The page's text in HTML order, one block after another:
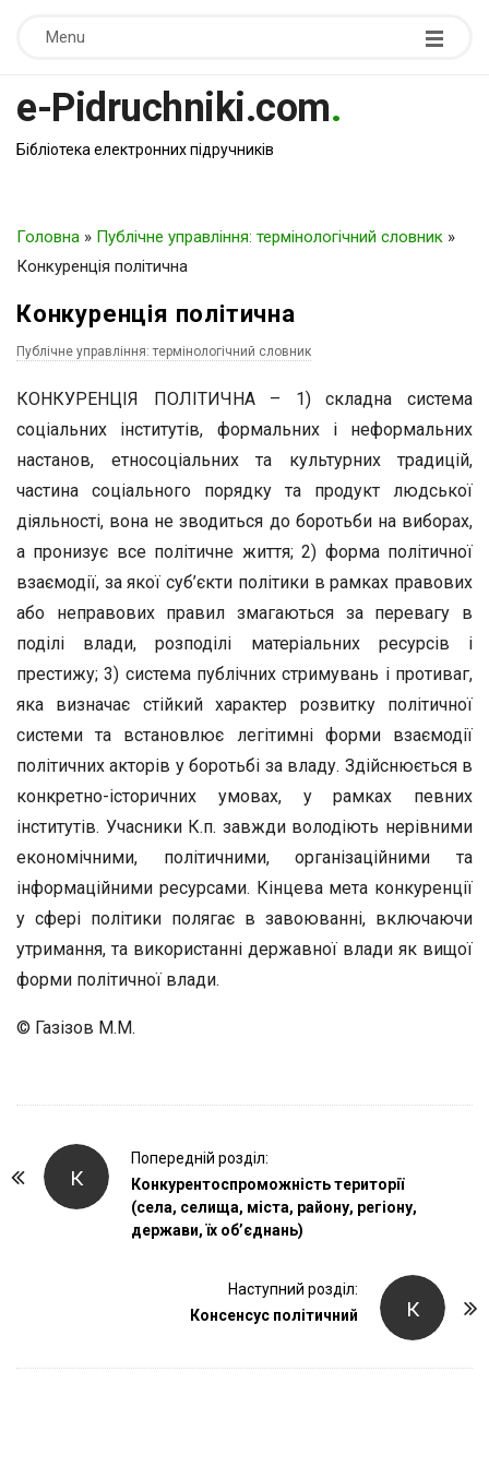
Menu
e-Pidruchniki.com.
Бібліотека електронних підручників
Головна » Публічне управління: термінологічний словник »
Конкуренція політична
Конкуренція політична
Публічне управління: термінологічний словник
КОНКУРЕНЦІЯ ПОЛІТИЧНА – 1) складна система
соціальних інститутів, формальних і неформальних
настанов, етносоціальних та культурних традицій,
частина соціального порядку та продукт людської
діяльності, вона не зводиться до боротьби на виборах,
а пронизує все політичне життя; 2) форма політичної
взаємодії, за якої суб’єкти політики в рамках правових
або неправових правил змагаються за перевагу в
поділі влади, розподілі матеріальних ресурсів і
престижу; 3) система публічних стримувань і противаг,
яка визначає стійкий характер розвитку політичної
системи та встановлює легітимні форми взаємодії
політичних акторів у боротьбі за владу. Здійснюється в
конкретно-історичних умовах, у рамках певних
інститутів. Учасники К.п. завжди володіють нерівними
економічними, політичними, організаційними та
інформаційними ресурсами. Кінцева мета конкуренції
у сфері політики полягає в завоюванні, включаючи
утримання, та використанні державної влади як вищої
форми політичної влади.
© Газізов М.М.
К
Попередній розділ:
Конкурентоспроможність території
(села, селища, міста, району, регіону,
держави, їх об’єднань)
К
Наступний розділ:
Консенсус політичний